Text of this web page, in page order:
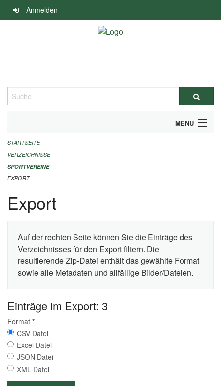
Navigation
überspringen
Anmelden
Suche
MENU
ALLGEMEINE INFORMATIONEN
FINANZIELLE UNTERSTÜTZUNG BENÖTIGT?
KONTAKT
STARTSEITE
VERZEICHNISSE
SPORTVEREINE
EXPORT
Export
Auf der rechten Seite können Sie die Einträge des
Verzeichnisses für den Export filtern. Die
resultierende Zip-Datei enthält das gewählte Format
sowie alle Metadaten und allfällige Bilder/Dateien.
Einträge im Export: 3
Format *
CSV Datei
Excel Datei
JSON Datei
XML Datei